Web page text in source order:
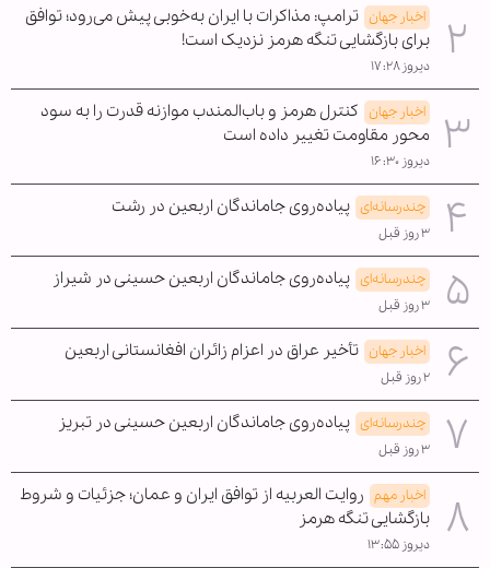
اخبار جهان ترامپ: مذاکرات با ایران به‌خوبی پیش می‌رود؛ توافق
برای بازگشایی تنگه هرمز نزدیک است!
دیروز ۱۷:۲۸
اخبار جهان کنترل هرمز و باب‌المندب موازنه قدرت را به سود
محور مقاومت تغییر داده است
دیروز ۱۶:۳۰
چندرسانه‌ای پیاده‌روی جاماندگان اربعین در رشت
۳ روز قبل
چندرسانه‌ای پیاده‌روی جاماندگان اربعین حسینی در شیراز
۳ روز قبل
اخبار جهان تأخیر عراق در اعزام زائران افغانستانی اربعین
۲ روز قبل
چندرسانه‌ای پیاده‌روی جاماندگان اربعین حسینی در تبریز
۳ روز قبل
اخبار مهم روایت العربیه از توافق ایران و عمان؛ جزئیات و شروط
بازگشایی تنگه هرمز
دیروز ۱۳:۵۵